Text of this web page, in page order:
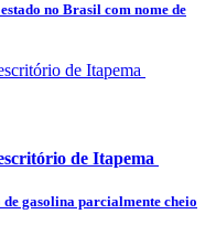
no Brasil com nome de
de Itapema
gasolina parcialmente cheio